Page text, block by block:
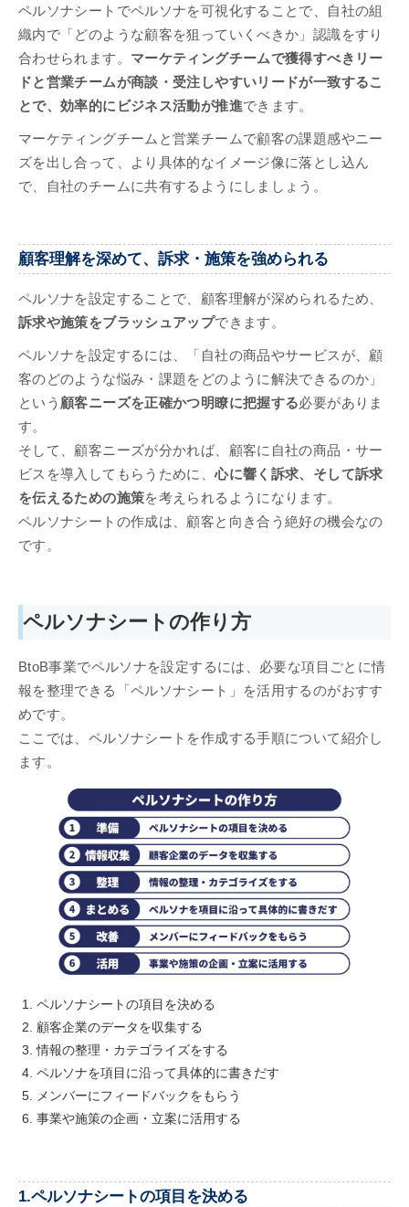
ペルソナシートでペルソナを可視化することで、自社の組
織内で「どのような顧客を狙っていくべきか」認識をすり
合わせられます。 マーケティングチームで獲得すべきリー
ドと営業チームが商談・受注しやすいリードが一致するこ
とで、効率的にビジネス活動が推進できます。
マーケティングチームと営業チームで顧客の課題感やニー
ズを出し合って、より具体的なイメージ像に落とし込ん
で、自社のチームに共有するようにしましょう。
顧客理解を深めて、訴求・施策を強められる
ペルソナを設定することで、顧客理解が深められるため、
訴求や施策をブラッシュアップできます。
ペルソナを設定するには、「自社の商品やサービスが、顧
客のどのような悩み・課題をどのように解決できるのか」
という顧客ニーズを正確かつ明瞭に把握する必要がありま
す。
そして、顧客ニーズが分かれば、顧客に自社の商品・サー
ビスを導入してもらうために、心に響く訴求、そして訴求
を伝えるための施策を考えられるようになります。
ペルソナシートの作成は、顧客と向き合う絶好の機会なの
です。
ペルソナシートの作り方
BtoB事業でペルソナを設定するには、必要な項目ごとに情
報を整理できる「ペルソナシート」を活用するのがおすす
めです。
ここでは、ペルソナシートを作成する手順について紹介し
ます。
ペルソナシートの項目を決める
顧客企業のデータを収集する
情報の整理・カテゴライズをする
ペルソナを項目に沿って具体的に書きだす
メンバーにフィードバックをもらう
事業や施策の企画・立案に活用する
1.ペルソナシートの項目を決める